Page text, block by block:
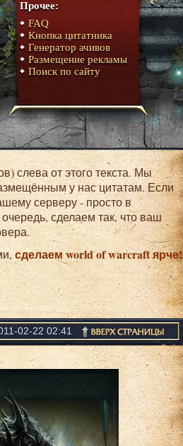
Прочее:
FAQ
Кнопка цитатника
Генератор ачивов
Размещение рекламы
Поиск по сайту
у нас цитатам. Если
серверу - просто в
сделаем так, что ваш
сделаем world of warcraft ярче!
02-22 02:41